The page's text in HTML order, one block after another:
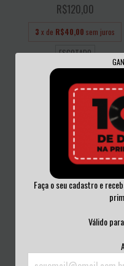
Faça o seu cadastro e
Válido
R$120,00
3 x de R$40,00 sem juros
ESGOTADO
VINIL BLACK...
R$63,33
sem juros